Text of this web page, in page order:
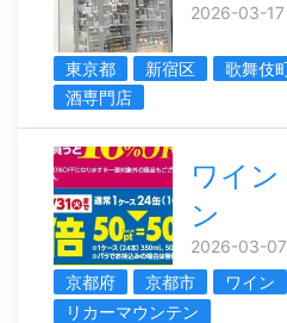
2026-03-
東京都 新宿区 歌舞伎
酒専門店
ワイ
ン
2026-03-
京都府
京都市 ワイン
リカーマウンテン